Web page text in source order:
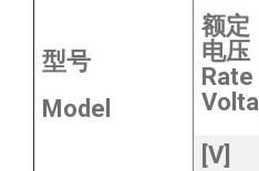
型号
Model
额定
电压
Rate
[V]